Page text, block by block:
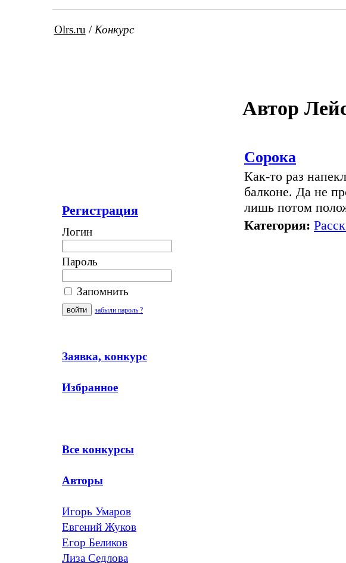
Olrs.ru / Конкурс
Регистрация
Логин
Пароль
Запомнить
забыли пароль ?
Заявка, конкурс
Избранное
Все конкурсы
Авторы
Игорь Умаров
Евгений Жуков
Егор Беликов
Лиза Седлова
Автор
Сорока
Как-то раз
балконе. Да не
лишь потом
Категория: